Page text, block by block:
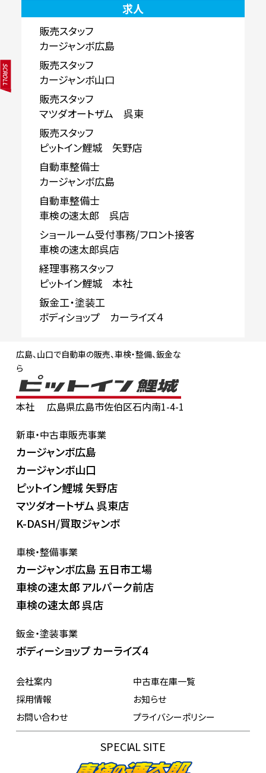
SCROLL
求人
販売スタッフ
カージャンボ広島
販売スタッフ
カージャンボ山口
販売スタッフ
マツダオートザム 呉東
販売スタッフ
ピットイン鯉城 矢野店
自動車整備士
カージャンボ広島
自動車整備士
車検の速太郎 呉店
ショールーム受付事務/フロント接客
車検の速太郎呉店
経理事務スタッフ
ピットイン鯉城 本社
鈑金工・塗装工
ボディショップ カーライズ４
広島、山口で自動車の販売、車検・整備、鈑金な
ら
本社
広島県広島市佐伯区石内南1-4-1
新車・中古車販売事業
カージャンボ広島
カージャンボ山口
ピットイン鯉城 矢野店
マツダオートザム 呉東店
K-DASH/買取ジャンボ
車検・整備事業
カージャンボ広島 五日市工場
車検の速太郎 アルパーク前店
車検の速太郎 呉店
鈑金・塗装事業
ボディーショップ カーライズ4
会社案内
中古車在庫一覧
採用情報
お知らせ
お問い合わせ
プライバシーポリシー
SPECIAL SITE